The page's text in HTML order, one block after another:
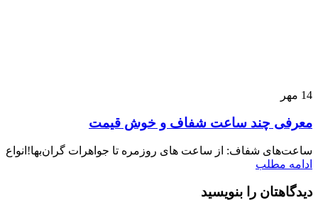
14 مهر
معرفی چند ساعت شفاف و خوش قیمت
ساعت‌های شفاف: از ساعت های روزمره تا جواهرات
ادامه مطلب
دیدگاهتان را بنویسید